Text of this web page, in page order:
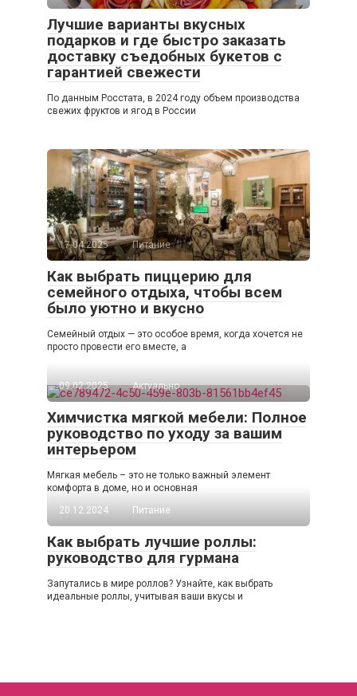
Лучшие варианты вкусных
подарков и где быстро заказать
доставку съедобных букетов с
гарантией свежести
По данным Росстата, в 2024 году объем производства
свежих фруктов и ягод в России
17.04.2025 Питание
Как выбрать пиццерию для
семейного отдыха, чтобы всем
было уютно и вкусно
Семейный отдых — это особое время, когда хочется не
просто провести его вместе, а
09.02.2025 Актуально
Химчистка мягкой мебели: Полное
руководство по уходу за вашим
интерьером
Мягкая мебель – это не только важный элемент
комфорта в доме, но и основная
20.12.2024
Питание
Как выбрать лучшие роллы:
руководство для гурмана
Запутались в мире роллов? Узнайте, как выбрать
идеальные роллы, учитывая ваши вкусы и